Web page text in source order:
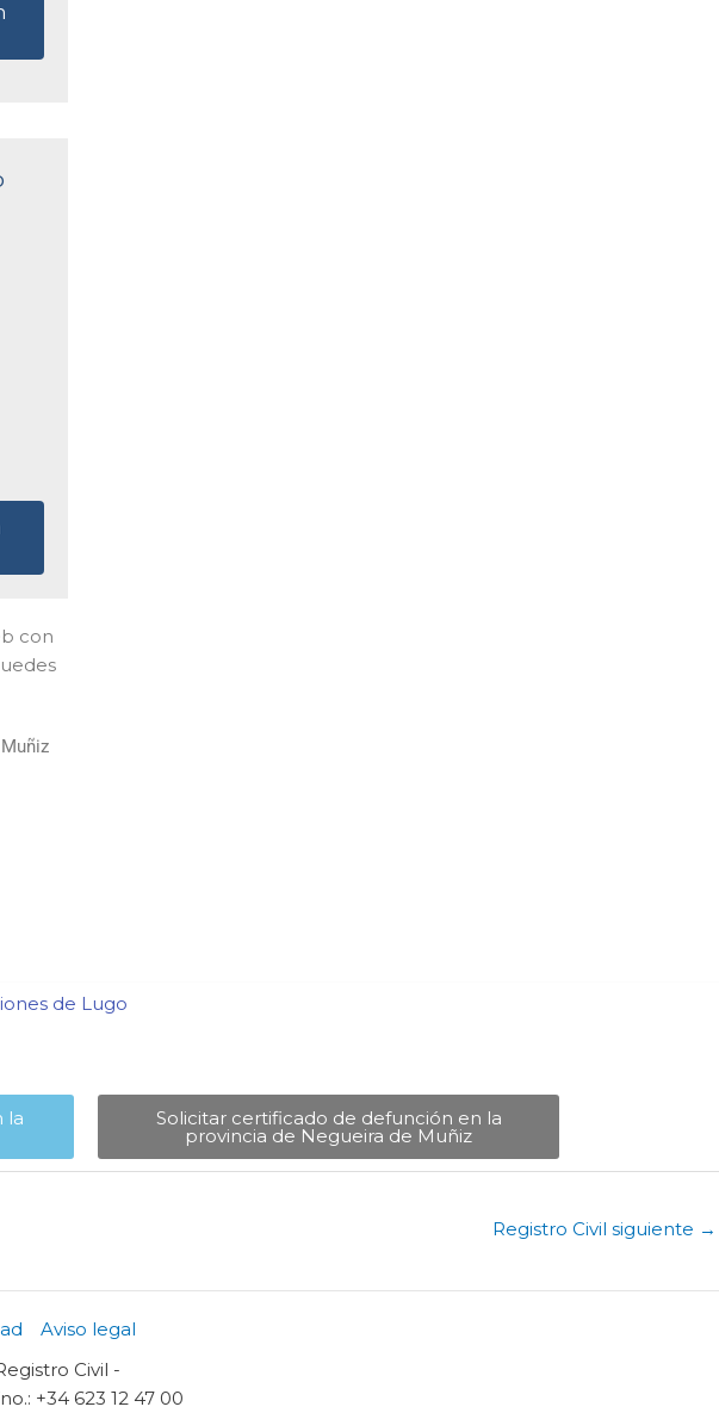
con
de Lugo​
la Solicitar certificado de defunción en la
provincia de Negueira de Muñiz​
Registro Civil siguiente →
Aviso legal
Civil -
+34 623 12 47 00